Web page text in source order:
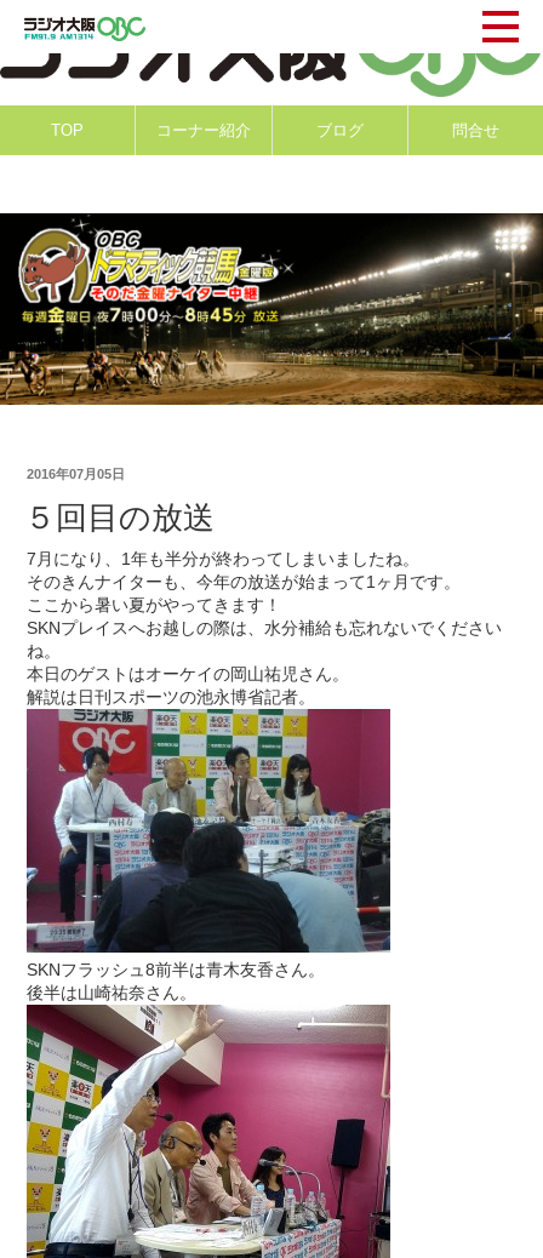
TOP コーナー紹介 ブログ 問合せ
2016年07月05日
５回目の放送
7月になり、1年も半分が終わってしまいましたね。
そのきんナイターも、今年の放送が始まって1ヶ月です。
ここから暑い夏がやってきます！
SKNプレイスへお越しの際は、水分補給も忘れないでください
ね。
本日のゲストはオーケイの岡山祐児さん。
解説は日刊スポーツの池永博省記者。
SKNフラッシュ8前半は青木友香さん。
後半は山崎祐奈さん。